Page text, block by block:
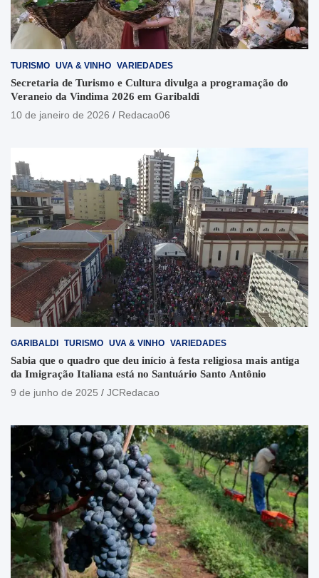
TURISMO UVA & VINHO VARIEDADES
Secretaria de Turismo e Cultura divulga a programação do
Veraneio da Vindima 2026 em Garibaldi
10 de janeiro de 2026
Redacao06
GARIBALDI TURISMO UVA & VINHO VARIEDADES
Sabia que o quadro que deu início à festa religiosa mais antiga
da Imigração Italiana está no Santuário Santo Antônio
9 de junho de 2025
JCRedacao